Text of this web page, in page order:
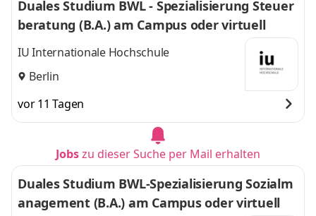
Duales Studium BWL - Spezialisierung Steuer
beratung (B.A.) am Campus oder virtuell
IU Internationale Hochschule
Berlin
vor 11 Tagen
Jobszu dieser Suche per Mail erhalten
Duales Studium BWL-Spezialisierung Sozialm
anagement (B.A.) am Campus oder virtuell